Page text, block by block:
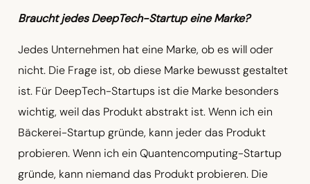
Braucht jedes DeepTech-Startup eine Marke?
Jedes Unternehmen hat eine Marke, ob es will oder
nicht. Die Frage ist, ob diese Marke bewusst gestaltet
ist. Für DeepTech-Startups ist die Marke besonders
wichtig, weil das Produkt abstrakt ist. Wenn ich ein
Bäckerei-Startup gründe, kann jeder das Produkt
probieren. Wenn ich ein Quantencomputing-Startup
gründe, kann niemand das Produkt probieren. Die